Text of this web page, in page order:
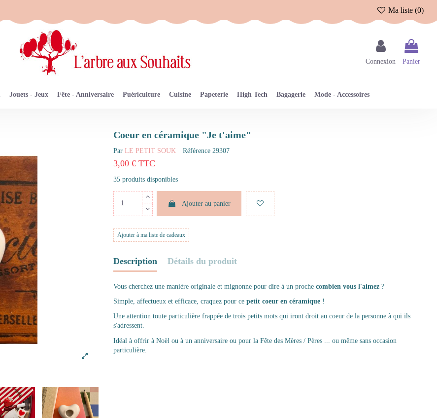
Ma liste (0)
Connexion Panier
Jouets - Jeux Fête - Anniversaire Puériculture Cuisine Papeterie High Tech Bagagerie Mode - Accessoires
Coeur en céramique "Je t'aime"
Par LE PETIT SOUK Référence 29307
3,00 € TTC
35 produits disponibles
Ajouter au panier
Ajouter à ma liste de cadeaux
Description Détails du produit
Vous cherchez une manière originale et mignonne pour dire à un proche combien vous l'aimez ?
Simple, affectueux et efficace, craquez pour ce petit coeur en céramique !
Une attention toute particulière frappée de trois petits mots qui iront droit au coeur de la personne à qui ils
s'adressent.
Idéal à offrir à Noël ou à un anniversaire ou pour la Fête des Mères / Pères ... ou même sans occasion
particulière.